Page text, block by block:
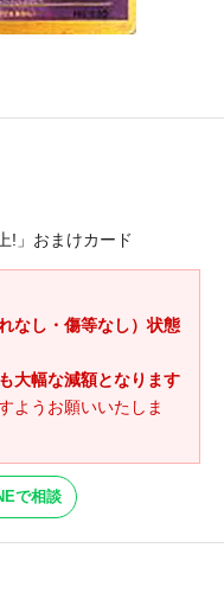
!」おまけカード
なし・傷等なし）状態
大幅な減額となります
ようお願いいたしま
で相談